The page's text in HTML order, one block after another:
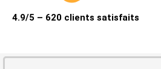
4.9/5 – 620 clients satisfaits